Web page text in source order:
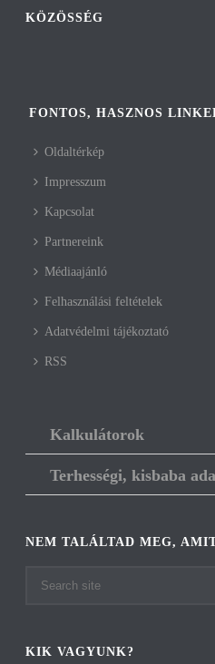
KÖZÖSSÉG
FONTOS, HASZNOS
Oldaltérkép
Impresszum
Kapcsolat
Partnereink
Médiaajánló
Felhasználási feltételek
Adatvédelmi tájékoztató
RSS
Kalkulátorok
Terhességi, kisbaba
NEM TALÁLTAD MEG,
KIK VAGYUNK?